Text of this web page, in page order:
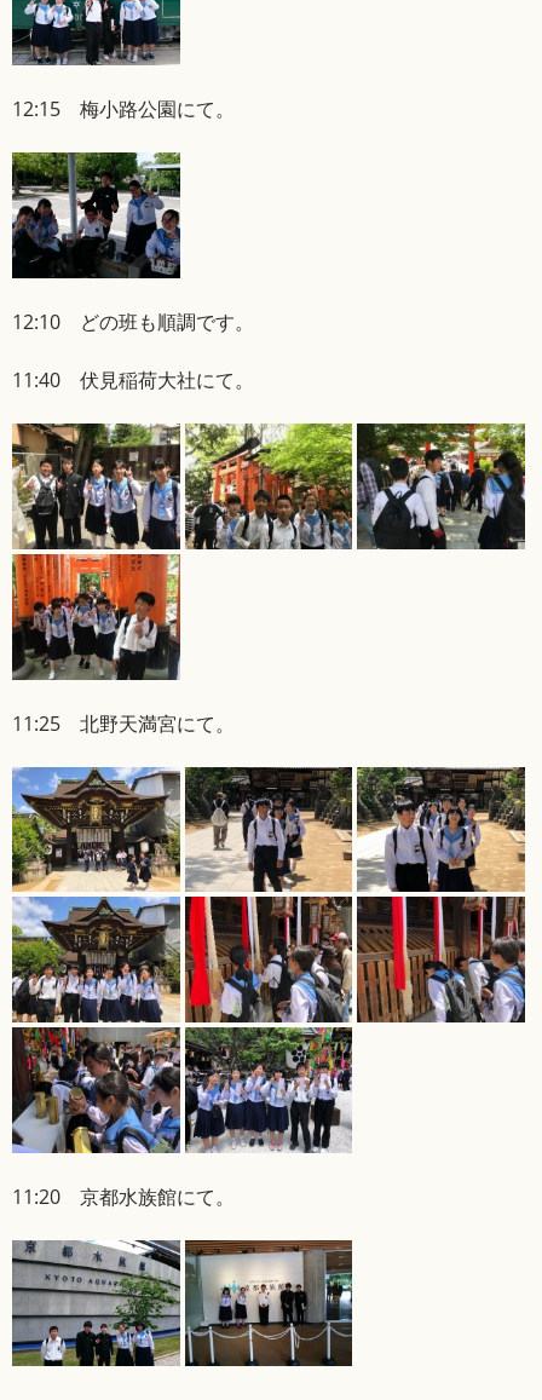
12:15 梅小路公園にて。
12:10 どの班も順調です。
11:40 伏見稲荷大社にて。
11:25 北野天満宮にて。
11:20 京都水族館にて。